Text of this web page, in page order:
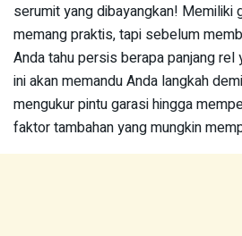
serumit yang dibayangkan! Memiliki
memang praktis, tapi sebelum
Anda tahu persis berapa panjang rel
ini akan memandu Anda langkah
mengukur pintu garasi hingga
faktor tambahan yang mungkin